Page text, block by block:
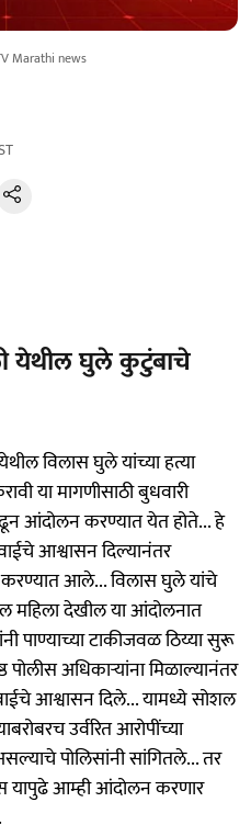
Marathi news
येथील घुले कुटुंबाचे
विलास घुले यांच्या हत्या
या मागणीसाठी बुधवारी
आंदोलन करण्यात येत होते... हे
आश्वासन दिल्यानंतर
करण्यात आले... विलास घुले यांचे
देखील या आंदोलनात
पाण्याच्या टाकीजवळ ठिय्या सुरू
पोलीस अधिकाऱ्यांना मिळाल्यानंतर
आश्वासन दिले... यामध्ये सोशल
उर्वरित आरोपींच्या
पोलिसांनी सांगितले... तर
यापुढे आम्ही आंदोलन करणार